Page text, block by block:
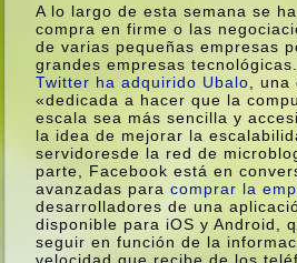
A lo largo de esta semana se
compra en firme o las
de varias pequeñas empresas
grandes empresas
Twitter ha adquirido Ubalo ,
«dedicada a hacer que la
escala sea más sencilla y
la idea de mejorar la
servidoresde la red de
parte, Facebook está en
avanzadas paracomprar la
desarrolladores de una
disponible para iOS y Android,
seguir en función de la